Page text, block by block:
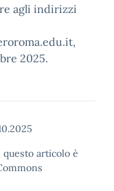
agli indirizzi
2025.
articolo è